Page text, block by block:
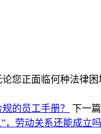
您正面临何种法律
的员工手册？
下一篇
，劳动关系还能成立吗